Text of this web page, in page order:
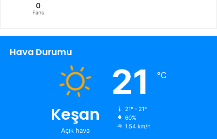
0
Fans
Hava Durumu
Keşan
Açık hava
21 ℃
21º - 21º
60%
1.54 km/h